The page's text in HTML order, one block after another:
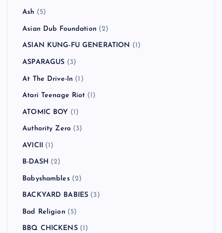
Ash (5)
Asian Dub Foundation (2)
ASIAN KUNG-FU GENERATION (1)
ASPARAGUS (3)
At The Drive-In (1)
Atari Teenage Riot (1)
ATOMIC BOY (1)
Authority Zero (3)
AVICII (1)
B-DASH (2)
Babyshambles(2)
BACKYARD BABIES (3)
Bad Religion (5)
BBQ CHICKENS(1)